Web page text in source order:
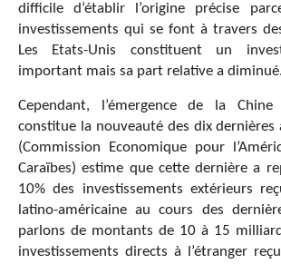
difficile d’établir l’origine précise
investissements qui se font à travers
Les Etats-Unis constituent un
important mais sa part relative a diminué.
Cependant, l’émergence de la
constitue la nouveauté des dix dernières
(Commission Economique pour
Caraïbes) estime que cette dernière a
10% des investissements extérieurs
latino-américaine au cours des
parlons de montants de 10 à 15
investissements directs à l’étranger